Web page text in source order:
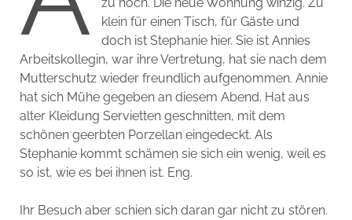
klein für einen Tisch, für Gäste und
doch ist Stephanie hier. Sie ist Annies
Arbeitskollegin, war ihre Vertretung, hat sie nach dem
Mutterschutz wieder freundlich aufgenommen. Annie
hat sich Mühe gegeben an diesem Abend. Hat aus
alter Kleidung Servietten geschnitten, mit dem
schönen geerbten Porzellan eingedeckt. Als
Stephanie kommt schämen sie sich ein wenig, weil es
so ist, wie es bei ihnen ist. Eng.
Ihr Besuch aber schien sich daran gar nicht zu stören.